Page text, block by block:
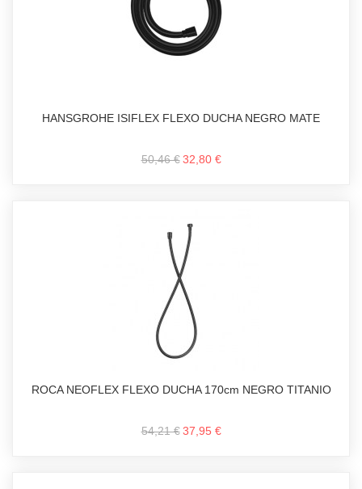
HANSGROHE ISIFLEX FLEXO DUCHA NEGRO MATE
50,46 € 32,80 €
ROCA NEOFLEX FLEXO DUCHA 170cm NEGRO TITANIO
54,21 € 37,95 €